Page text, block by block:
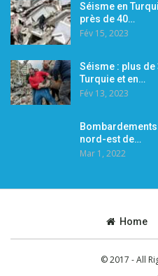
Séisme en
près de 40…
Fév 15, 2023
Séisme : plus
Turquie et en…
Fév 13, 2023
nord-est de…
Mar 1, 2022
Home
© 2017 - All